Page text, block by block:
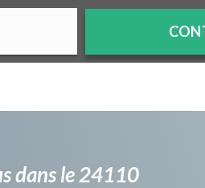
dans le 24110